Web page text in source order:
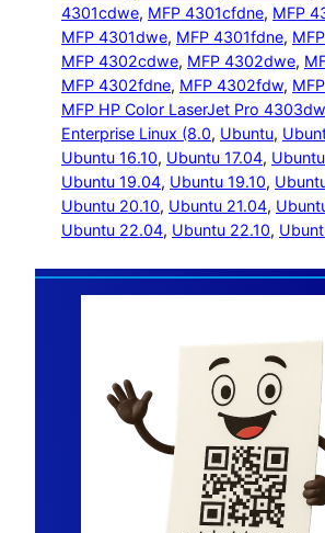
4301cdwe, MFP 4301cfdne, MFP
MFP 4301dwe, MFP 4301fdne,
MFP 4302cdwe, MFP 4302dwe,
MFP 4302fdne, MFP 4302fdw,
MFP HP Color LaserJet Pro 4303dw
Enterprise Linux (8.0, Ubuntu,
Ubuntu 16.10, Ubuntu 17.04,
Ubuntu 19.04, Ubuntu 19.10,
Ubuntu 20.10, Ubuntu 21.04,
Ubuntu 22.04, Ubuntu 22.10,